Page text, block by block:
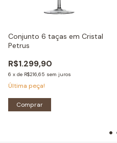
Conjunto 6 taças em Cristal
Petrus
R$1.299,90
6 x de R$216,65 sem juros
Última peça!
Comprar